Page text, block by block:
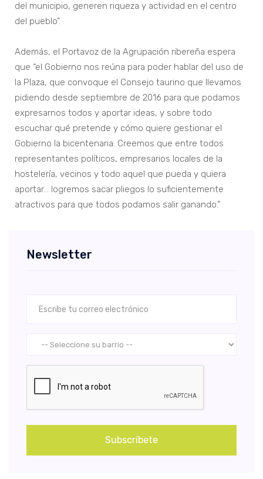
del municipio, generen riqueza y actividad en el centro
del pueblo”.
Además, el Portavoz de la Agrupación ribereña espera
que “el Gobierno nos reúna para poder hablar del uso de
la Plaza, que convoque el Consejo taurino que llevamos
pidiendo desde septiembre de 2016 para que podamos
expresarnos todos y aportar ideas, y sobre todo
escuchar qué pretende y cómo quiere gestionar el
Gobierno la bicentenaria. Creemos que entre todos
representantes políticos, empresarios locales de la
hostelería, vecinos y todo aquel que pueda y quiera
aportar… logremos sacar pliegos lo suficientemente
atractivos para que todos podamos salir ganando.”
Newsletter
Subscríbete